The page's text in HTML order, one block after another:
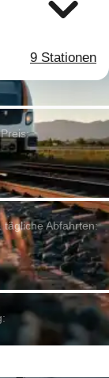
9 Stationen
tägliche Abfahrten: